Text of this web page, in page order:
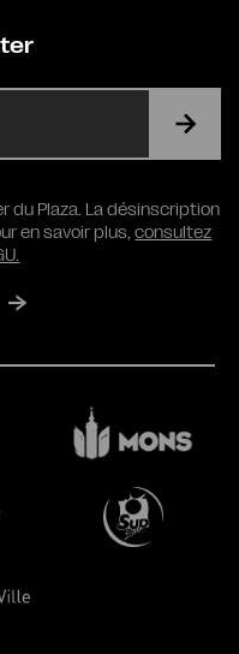
du Plaza. La désinscription
en savoir plus,consultez